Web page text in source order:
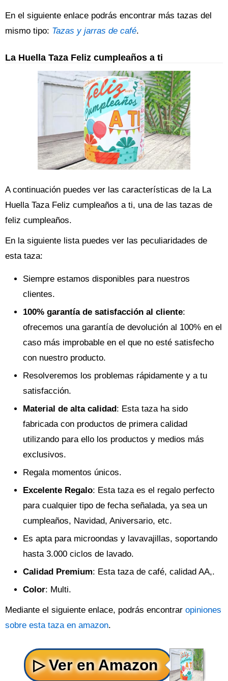
En el siguiente enlace podrás encontrar más tazas del
mismo tipo: Tazas y jarras de café.
La Huella Taza Feliz cumpleaños a ti
A continuación puedes ver las características de la La
Huella Taza Feliz cumpleaños a ti, una de las tazas de
feliz cumpleaños.
En la siguiente lista puedes ver las peculiaridades de
esta taza:
Siempre estamos disponibles para nuestros
clientes.
100% garantía de satisfacción al cliente:
ofrecemos una garantía de devolución al 100% en el
caso más improbable en el que no esté satisfecho
con nuestro producto.
Resolveremos los problemas rápidamente y a tu
satisfacción.
Material de alta calidad: Esta taza ha sido
fabricada con productos de primera calidad
utilizando para ello los productos y medios más
exclusivos.
Regala momentos únicos.
Excelente Regalo: Esta taza es el regalo perfecto
para cualquier tipo de fecha señalada, ya sea un
cumpleaños, Navidad, Aniversario, etc.
Es apta para microondas y lavavajillas, soportando
hasta 3.000 ciclos de lavado.
Calidad Premium: Esta taza de café, calidad AA,.
Color: Multi.
Mediante el siguiente enlace, podrás encontrar opiniones
sobre esta taza en amazon.